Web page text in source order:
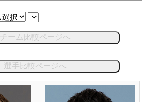
チーム比較ページへ
選手比較ページへ